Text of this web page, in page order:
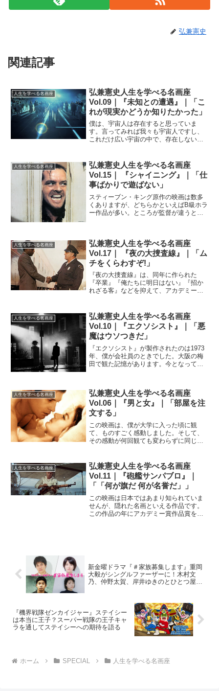
弘兼憲史
関連記事
人生を学べる名画座
弘兼憲史人生を学べる名画座
Vol.09｜『未知との遭遇』｜「こ
れが現実かどうか知りたかった」
僕は、宇宙人は存在すると思っていま
す。言ってみれば我々も宇宙人ですし、
これだけ広い宇宙の中で、存在しないと
いう科学者のビッグバン理論によれば、
かつて宇宙はギューッと凝縮...
人生を学べる名画座
弘兼憲史人生を学べる名画座
Vol.15｜ 『シャイニング』｜「仕
事ばかりで遊ばない」
スティーブン・キング原作の映画は数多
くありますが、どちらかといえばB級ホラ
ー作品が多い。ところが監督が違うと、
ーブリックの手にかかっ...
人生を学べる名画座
弘兼憲史人生を学べる名画座
Vol.17｜ 『夜の大捜査線』｜「ム
チをくらわすぞ!」
『夜の大捜査線』は、同年に作られた
『卒業』『俺たちに明日はない』『招か
れざる客』などを抑えて、アカデミー賞
クィーン主演の『シンシナティ・キッ
ド』(1965年)で注目され...
人生を学べる名画座
弘兼憲史人生を学べる名画座
Vol.10｜『エクソシスト』｜「悪
魔はウソつきだ」
『エクソシスト』が製作されたのは1973
年、僕が会社員のときでした。大阪の梅
田で観た記憶があります。今となっては
げた映画は、それまでなかった。だか
ら、思いっきり「恐怖」...
人生を学べる名画座
弘兼憲史人生を学べる名画座
Vol.06｜『男と女』｜「部屋を注
文する」
この映画は、僕が大学に入った頃に観
て、ものすごく感動しました。そして、
その感動が何回観ても変わらずに同じよ
というのは何年たっても新しさを失わな
いものですが、『男と女』の...
人生を学べる名画座
弘兼憲史人生を学べる名画座
Vol.11｜『砲艦サンパブロ』｜
「「何が旗だ 何が名誉だ」」
この映画は日本ではあまり知られていま
せんが、隠れた名画といえる作品です。
この作品の年にアカデミー賞作品賞を獲
新金曜ドラマ『＃家族募集します』重岡
大毅がシングルファーザーに！木村文
乃、仲野太賀、岸井ゆきのとひとつ屋根
『機界戦隊ゼンカイジャー』ステイシー
は本当に王子？スーパー戦隊の王子キャ
ラを通してステイシーへの期待を語る
ホーム SPECIAL 人生を学べる名画座